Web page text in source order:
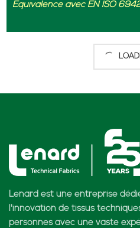
Équivalence avec EN ISO
Lenard est une entreprise
l'innovation de tissus
personnes avec une vaste